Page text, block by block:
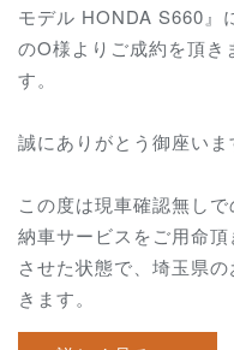
モデル HONDA S660 』
のO様よりご成約を頂き
す。
誠にありがとう御座いま
この度は現車確認無し
納車サービスをご用命
させた状態で、埼玉県
きます。